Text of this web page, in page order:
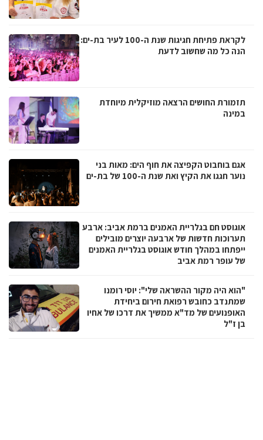
לקראת פתיחת חגיגות שנת ה-100 לעיר בת-ים:
הנה כל מה שחשוב לדעת
תזמורת החושים הרצאה מוזיקלית מיוחדת
במינה
אגם בוחבוט הקפיצה את חוף הים: מאות בני
נוער חגגו את הקיץ ואת שנת ה-100 של בת-ים
אוגוסט חם בגלריית האמנים ברמת אביב: ארבע
תערוכות חדשות של ארבעה יוצרים מובילים
ייפתחו במהלך חודש אוגוסט בגלריית האמנים
של עופר רמת אביב
"הוא היה מקור ההשראה שלי": יוסי רומנו
שמתנדב כחובש רפואת חירום ביחידת
האופנועים של מד"א ממשיך את דרכו של אחיו
בן ז"ל